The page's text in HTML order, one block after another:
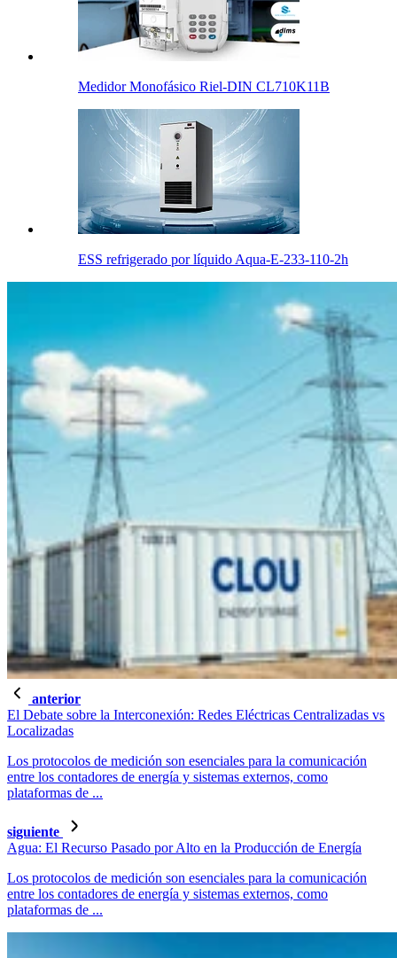
Medidor Monofásico Riel-DIN CL710K11B
ESS refrigerado por líquido Aqua-E-233-110-2h
anterior
El Debate sobre la Interconexión: Redes Eléctricas Centralizadas vs
Localizadas
Los protocolos de medición son esenciales para la comunicación
entre los contadores de energía y sistemas externos, como
plataformas de ...
siguiente
Agua: El Recurso Pasado por Alto en la Producción de Energía
Los protocolos de medición son esenciales para la comunicación
entre los contadores de energía y sistemas externos, como
plataformas de ...